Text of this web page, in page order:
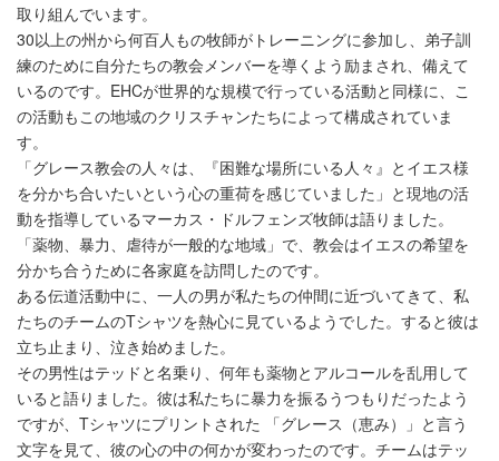
取り組んでいます。
30以上の州から何百人もの牧師がトレーニングに参加し、弟子訓
練のために自分たちの教会メンバーを導くよう励まされ、備えて
いるのです。EHCが世界的な規模で行っている活動と同様に、こ
の活動もこの地域のクリスチャンたちによって構成されていま
す。
「グレース教会の人々は、『困難な場所にいる人々』とイエス様
を分かち合いたいという心の重荷を感じていました」と現地の活
動を指導しているマーカス・ドルフェンズ牧師は語りました。
「薬物、暴力、虐待が一般的な地域」で、教会はイエスの希望を
分かち合うために各家庭を訪問したのです。
ある伝道活動中に、一人の男が私たちの仲間に近づいてきて、私
たちのチームのTシャツを熱心に見ているようでした。すると彼は
立ち止まり、泣き始めました。
その男性はテッドと名乗り、何年も薬物とアルコールを乱用して
いると語りました。彼は私たちに暴力を振るうつもりだったよう
ですが、Tシャツにプリントされた 「グレース（恵み）」と言う
文字を見て、彼の心の中の何かが変わったのです。チームはテッ